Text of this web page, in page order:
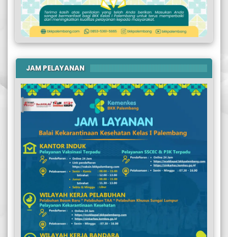
JAM PELAYANAN